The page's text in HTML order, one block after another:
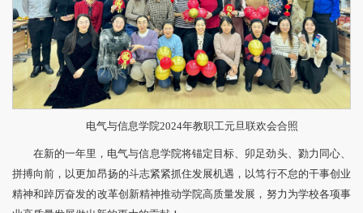
电气与信息学院2024年教职工元旦联欢会合照
在新的一年里，电气与信息学院将锚定目标、卯足劲头、勠力同心、
拼搏向前，以更加昂扬的斗志紧紧抓住发展机遇，以笃行不怠的干事创业
精神和踔厉奋发的改革创新精神推动学院高质量发展，努力为学校各项事